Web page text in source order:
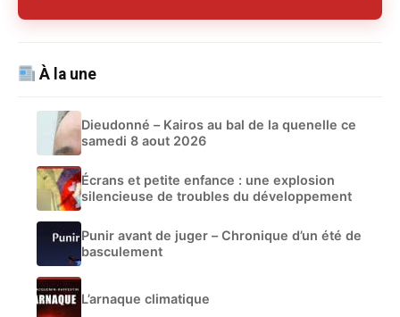
À la une
Dieudonné – Kairos au bal de la quenelle ce
samedi 8 aout 2026
Écrans et petite enfance : une explosion
silencieuse de troubles du développement
Punir avant de juger – Chronique d’un été de
basculement
L’arnaque climatique